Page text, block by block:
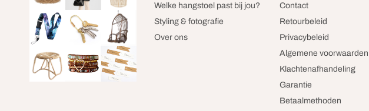
Welke hangstoel past bij jou?
Styling & fotografie
Over ons
Contact
Retourbeleid
Privacybeleid
Algemene voorwaarden
Klachtenafhandeling
Garantie
Betaalmethoden